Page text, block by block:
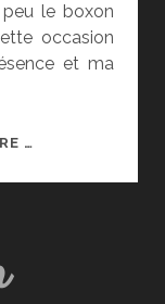
le boxon
occasion
et ma
…